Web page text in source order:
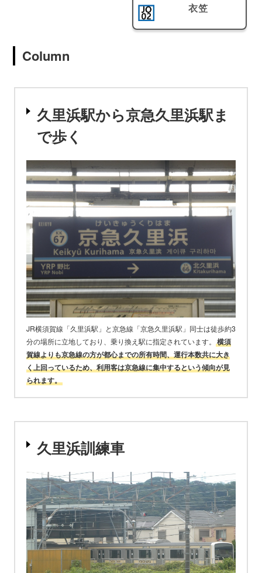
衣笠
Column
久里浜駅から京急久里浜駅ま
で歩く
JR横須賀線「久里浜駅」と京急線「京急久里浜駅」同士は徒歩約3
分の場所に立地しており、乗り換え駅に指定されています。
横須
賀線よりも京急線の方が都心までの所有時間、運行本数共に大き
く上回っているため、利用客は京急線に集中するという傾向が見
られます。
久里浜訓練車